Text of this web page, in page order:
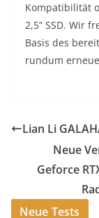
Kompatibilität
2,5“ SSD. Wir
Basis des
rundum
Lian Li
Neue
Geforce
Neue Tests